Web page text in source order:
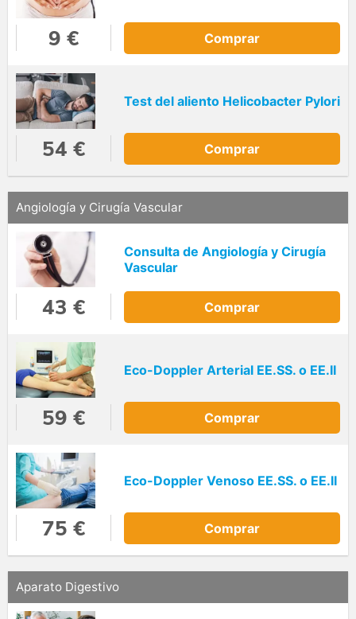
9 € Comprar
Test del aliento Helicobacter Pylori
54 € Comprar
Angiología y Cirugía Vascular
Consulta de Angiología y Cirugía
Vascular
43 € Comprar
Eco-Doppler Arterial EE.SS. o EE.II
59 € Comprar
Eco-Doppler Venoso EE.SS. o EE.II
75 € Comprar
Aparato Digestivo